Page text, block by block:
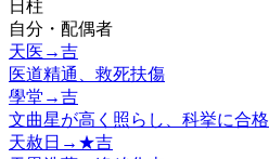
日柱
自分・配偶者
天医 →吉
医道精通、救死扶傷
學堂 →吉
文曲星が高く照らし、科挙に合格
天赦日 → ★吉